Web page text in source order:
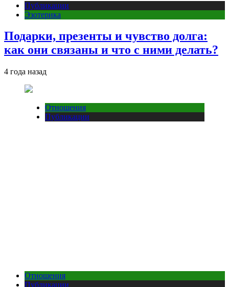
Публикации
Эзотерика
Подарки, презенты и чувство долга:
как они связаны и что с ними делать?
4 года назад
Отношения
Публикации
Отношения
Публикации